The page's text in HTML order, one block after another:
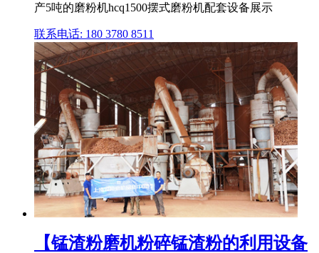
产5吨的磨粉机hcq1500摆式磨粉机配套设备展示
联系电话: 180 3780 8511
【锰渣粉磨机粉碎锰渣粉的利用设备